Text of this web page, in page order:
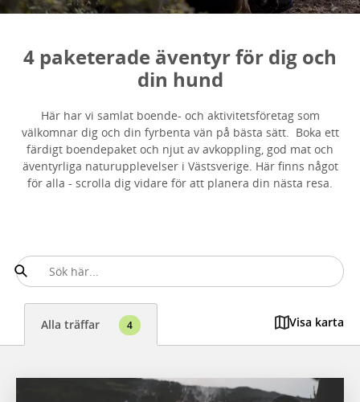
4 paketerade äventyr för dig och
din hund
Här har vi samlat boende- och aktivitetsföretag som
välkomnar dig och din fyrbenta vän på bästa sätt. Boka ett
färdigt boendepaket och njut av avkoppling, god mat och
äventyrliga naturupplevelser i Västsverige. Här finns något
för alla - scrolla dig vidare för att planera din nästa resa.
Alla träffar 4 Visa karta